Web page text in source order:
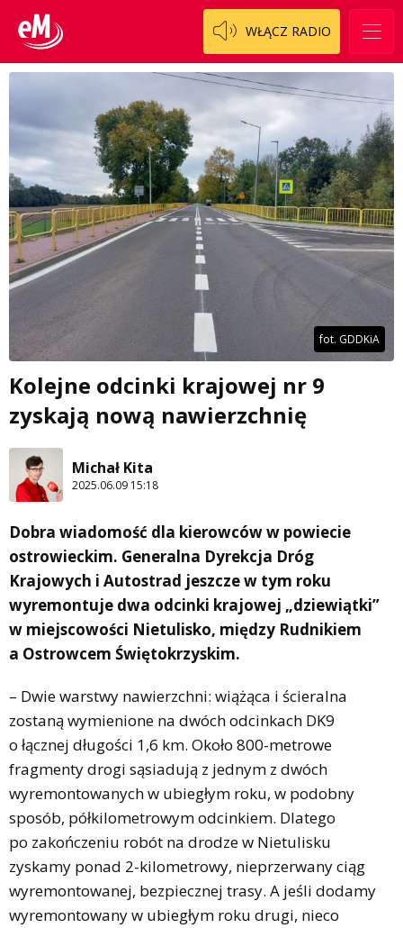
WŁĄCZ RADIO
fot. GDDKiA
Kolejne odcinki krajowej nr 9
zyskają nową nawierzchnię
Michał Kita
2025.06.09 15:18
Dobra wiadomość dla kierowców w powiecie
ostrowieckim. Generalna Dyrekcja Dróg
Krajowych i Autostrad jeszcze w tym roku
wyremontuje dwa odcinki krajowej „dziewiątki”
w miejscowości Nietulisko, między Rudnikiem
a Ostrowcem Świętokrzyskim.
– Dwie warstwy nawierzchni: wiążąca i ścieralna
zostaną wymienione na dwóch odcinkach DK9
o łącznej długości 1,6 km. Około 800-metrowe
fragmenty drogi sąsiadują z jednym z dwóch
wyremontowanych w ubiegłym roku, w podobny
sposób, półkilometrowym odcinkiem. Dlatego
po zakończeniu robót na drodze w Nietulisku
zyskamy ponad 2-kilometrowy, nieprzerwany ciąg
wyremontowanej, bezpiecznej trasy. A jeśli dodamy
wyremontowany w ubiegłym roku drugi, nieco